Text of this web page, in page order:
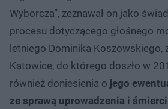
Wyborcza”, zeznawał on jako
procesu dotyczącego głośnego
letniego Dominika Koszowskiego,
Katowice, do którego doszło w
również doniesienia o jego
ze sprawą uprowadzenia i